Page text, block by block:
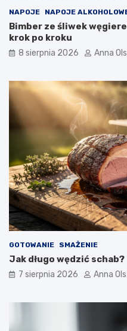
c
z
e
s
k
u
?
NAPOJE NAPOJE
Bimber ze śliwek
krok po kroku
8 sierpnia 2026 Anna
GOTOWANIE SMAŻENIE
Jak długo wędzić schab?
7 sierpnia 2026 Anna